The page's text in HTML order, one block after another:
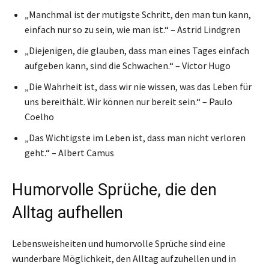
„Manchmal ist der mutigste Schritt, den man tun kann,
einfach nur so zu sein, wie man ist.“ – Astrid Lindgren
„Diejenigen, die glauben, dass man eines Tages einfach
aufgeben kann, sind die Schwachen.“ – Victor Hugo
„Die Wahrheit ist, dass wir nie wissen, was das Leben für
uns bereithält. Wir können nur bereit sein.“ – Paulo
Coelho
„Das Wichtigste im Leben ist, dass man nicht verloren
geht.“ – Albert Camus
Humorvolle Sprüche, die den
Alltag aufhellen
Lebensweisheiten und humorvolle Sprüche sind eine
wunderbare Möglichkeit, den Alltag aufzuhellen und in